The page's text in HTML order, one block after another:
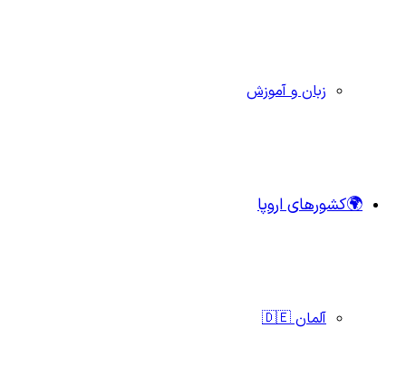
زبان و آموزش
🌍کشورهای اروپا
آلمان 🇩🇪